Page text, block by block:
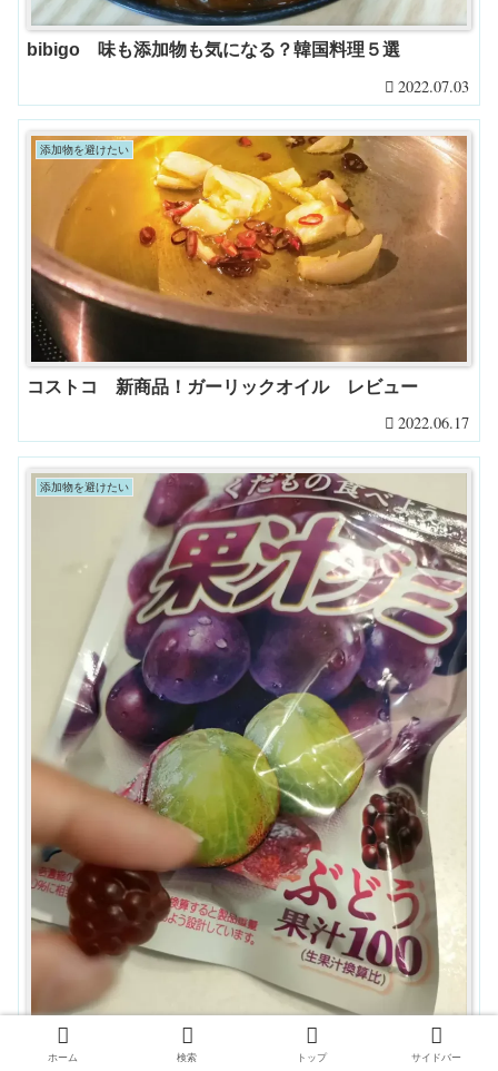
bibigo 味も添加物も気になる？韓国料理５選
2022.07.03
添加物を避けたい
コストコ 新商品！ガーリックオイル レビュー
2022.06.17
添加物を避けたい
ホーム 検索 トップ サイドバー